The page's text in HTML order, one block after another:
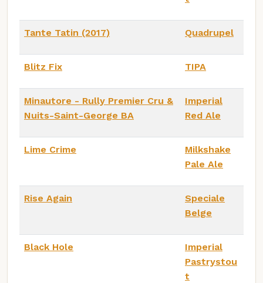
Tante Tatin (2017) Quadrupel
Blitz Fix TIPA
Minautore - Rully Premier Cru &
Nuits-Saint-George BA
Imperial
Red Ale
Lime Crime
Milkshake
Pale Ale
Rise Again
Speciale
Belge
Black Hole
Imperial
Pastrystou
t